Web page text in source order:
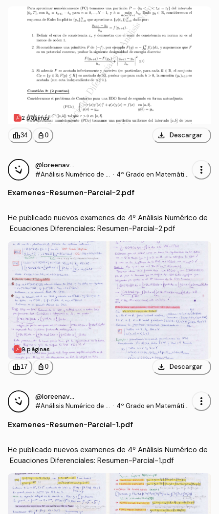
2 páginas
leaderboard34 personal_bag 0 download Descargar
@loreenavillalba
#Análisis Numérico de E
· 4º Grado en Matemátic
more_vert
Examenes-Resumen-Parcial-2.pdf
He publicado nuevos examenes de 4º Análisis Numérico de
Ecuaciones Diferenciales: Resumen-Parcial-2.pdf
9 páginas
leaderboard17 personal_bag 0 download Descargar
@loreenavillalba
#Análisis Numérico de E
· 4º Grado en Matemátic
more_vert
Examenes-Resumen-Parcial-1.pdf
He publicado nuevos examenes de 4º Análisis Numérico de
Ecuaciones Diferenciales: Resumen-Parcial-1.pdf